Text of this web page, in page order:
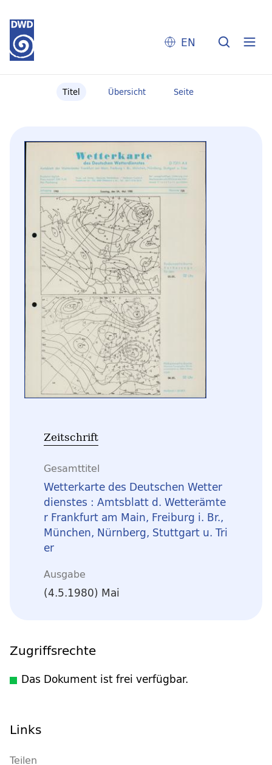
EN
Titel Übersicht Seite
Zeitschrift
Gesamttitel
Wetterkarte des Deutschen Wetter
dienstes : Amtsblatt d. Wetterämte
r Frankfurt am Main, Freiburg i. Br.,
München, Nürnberg, Stuttgart u. Tri
er
Ausgabe
(4.5.1980) Mai
Zugriffsrechte
Das Dokument ist frei verfügbar.
Links
Teilen